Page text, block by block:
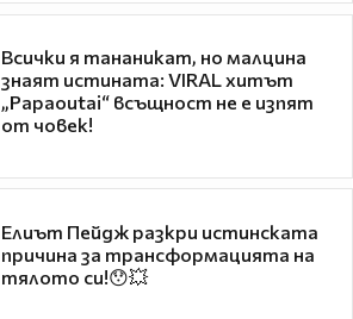
Всички я тананикат, но малцина
знаят истината: VIRAL хитът
„Papaoutai“ всъщност не е изпят
от човек!
Елиът Пейдж разкри истинската
причина за трансформацията на
тялото си!😯💥